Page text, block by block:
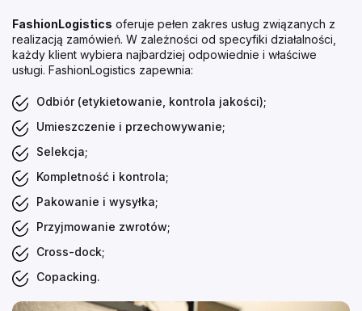
FashionLogistics oferuje pełen zakres usług związanych z
realizacją zamówień. W zależności od specyfiki działalności,
każdy klient wybiera najbardziej odpowiednie i właściwe
usługi. FashionLogistics zapewnia:
Odbiór (etykietowanie, kontrola jakości);
Umieszczenie i przechowywanie;
Selekcja;
Kompletność i kontrola;
Pakowanie i wysyłka;
Przyjmowanie zwrotów;
Cross-dock;
Copacking.